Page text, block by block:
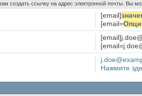
создать ссылку на адрес электронной почты. Вы
[email]
[email=
Нажмите